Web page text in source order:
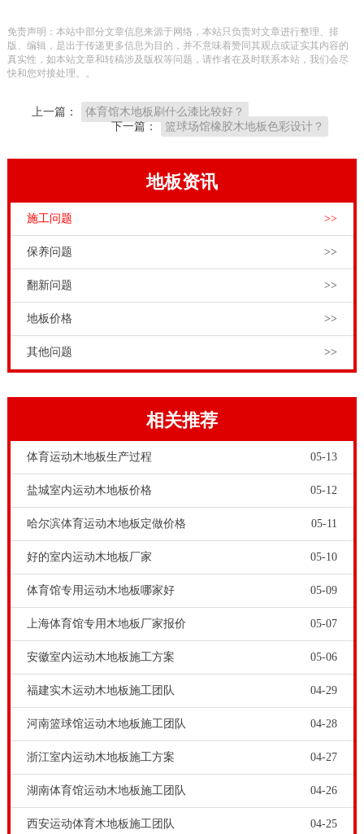
1、板式龙骨结构
板式龙骨属于经济型结构体育运动木地板，是一款非常
留了板式龙骨体育地板的性能优良，高弹性，有满足了
适用于自营羽毛球训练馆、企事业单位羽毛球活动馆等
主辅龙骨专业型，德国标准，满足体育运动木地板的保
护功能、运动功能、技术功能。
的羽毛球馆用主辅龙骨结构的体育运动木地板在适合不
过了。
3、单层龙骨结构
单层龙骨结构是一种比较基本的龙骨结构铺装系统。单
层龙骨结构的基本部件都有，就是比
系统
少一层龙骨。单层龙骨结构部件有面层板、毛地板、防
潮膜、木龙骨、吸震垫等等。
免责声明：本站中部分文章信息来源于网络，本站只负责对文章进行整理、排
版、编辑，是出于传递更多信息为目的，并不意味着赞同其观点或证实其内容的
真实性，如本站文章和转稿涉及版权等问题，请作者在及时联系本站，我们会尽
快和您对接处理。。
上一篇：
体育馆木地板刷什么漆比较好？
下一篇：
篮球场馆橡胶木地板色彩设计？
地板资讯
施工问题 >>
保养问题 >>
翻新问题 >>
地板价格 >>
其他问题 >>
相关推荐
体育运动木地板生产过程 05-13
盐城室内运动木地板价格 05-12
哈尔滨体育运动木地板定做价格 05-11
好的室内运动木地板厂家 05-10
体育馆专用运动木地板哪家好 05-09
上海体育馆专用木地板厂家报价 05-07
安徽室内运动木地板施工方案 05-06
福建实木运动木地板施工团队 04-29
河南篮球馆运动木地板施工团队 04-28
浙江室内运动木地板施工方案 04-27
湖南体育馆运动木地板施工团队 04-26
西安运动体育木地板施工团队 04-25